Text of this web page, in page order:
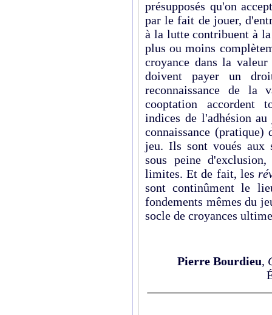
présupposés qu'on
par le fait de jouer,
à la lutte contribuent à
plus ou moins
croyance dans la
doivent payer un
reconnaissance de
cooptation accordent
indices de l'adhésion
connaissance (pratique)
jeu. Ils sont voués aux
sous peine d'exclusion,
limites. Et de fait, les
sont continûment le
fondements mêmes du
socle de croyances
Pierre Bourdieu,